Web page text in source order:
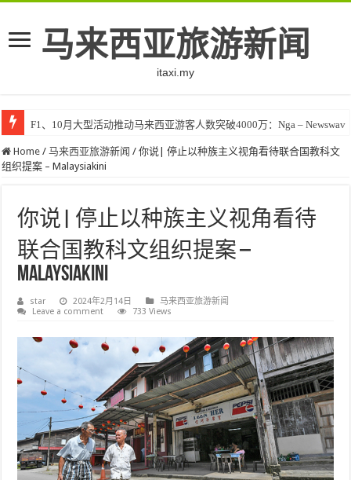
马来西亚旅游新闻
itaxi.my
F1、10月大型活动推动马来西亚游客人数突破4000万：Nga – Newswav
Home / 马来西亚旅游新闻 / 你说| 停止以种族主义视角看待联合国教科文
组织提案 – Malaysiakini
你说| 停止以种族主义视角看待
联合国教科文组织提案 –
Malaysiakini
star 2024年2月14日
马来西亚旅游新闻
Leave a comment
733 Views